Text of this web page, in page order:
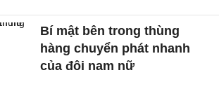
Bí mật bên trong thùng
hàng chuyển phát nhanh
của đôi nam nữ